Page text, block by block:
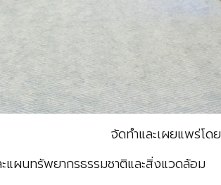
จัดทำและเผยแพร่โดย
แผนทรัพยากรธรรมชาติและสิ่งแวดล้อม